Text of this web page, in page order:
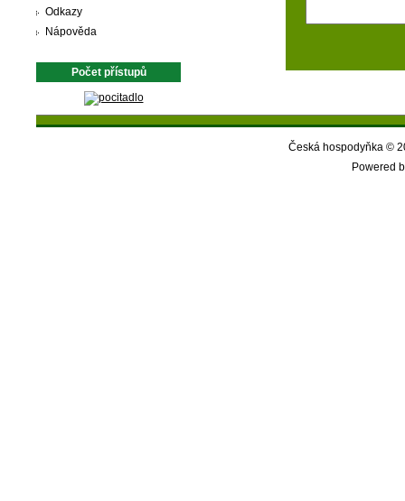
Odkazy
Nápověda
Počet přístupů
Česká hospodyňka ©
Powered